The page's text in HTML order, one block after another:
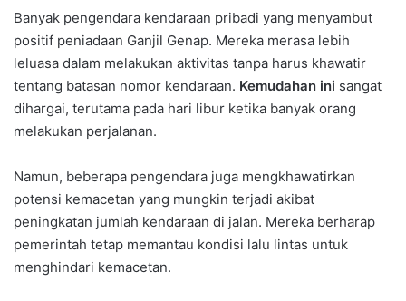
Banyak pengendara kendaraan pribadi yang menyambut
positif peniadaan Ganjil Genap. Mereka merasa lebih
leluasa dalam melakukan aktivitas tanpa harus khawatir
tentang batasan nomor kendaraan. Kemudahan ini sangat
dihargai, terutama pada hari libur ketika banyak orang
melakukan perjalanan.
Namun, beberapa pengendara juga mengkhawatirkan
potensi kemacetan yang mungkin terjadi akibat
peningkatan jumlah kendaraan di jalan. Mereka berharap
pemerintah tetap memantau kondisi lalu lintas untuk
menghindari kemacetan.